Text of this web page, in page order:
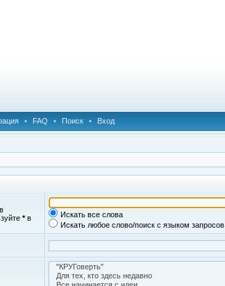
• FAQ • Поиск • Вход
*в
Искать все слова
Искать любое слово/поиск с языком запросов